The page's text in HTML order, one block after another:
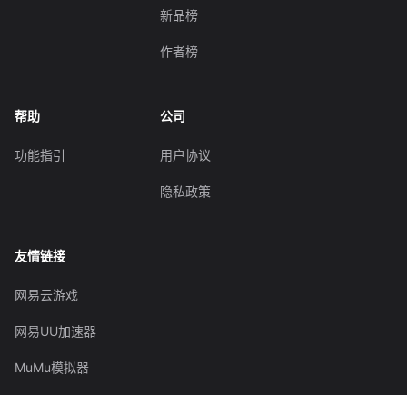
新品榜
作者榜
帮助
功能指引
公司
用户协议
隐私政策
友情链接
网易云游戏
网易UU加速器
MuMu模拟器